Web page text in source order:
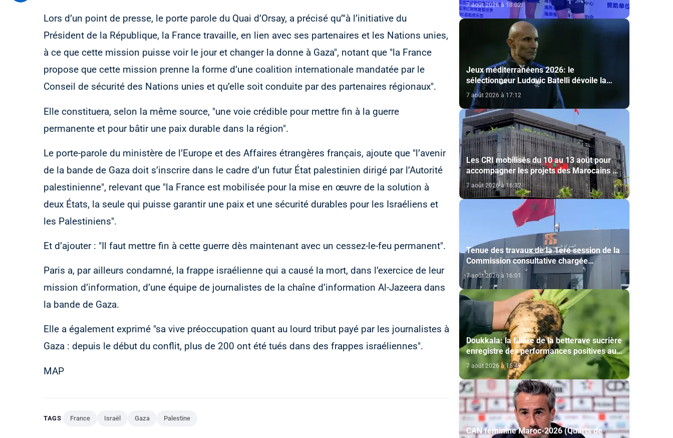
Lors d’un point de presse, le porte parole du Quai d’Orsay, a précisé qu’"à l’initiative du
Président de la République, la France travaille, en lien avec ses partenaires et les Nations unies,
à ce que cette mission puisse voir le jour et changer la donne à Gaza", notant que "la France
propose que cette mission prenne la forme d’une coalition internationale mandatée par le
Conseil de sécurité des Nations unies et qu’elle soit conduite par des partenaires régionaux".
Elle constituera, selon la même source, "une voie crédible pour mettre fin à la guerre
permanente et pour bâtir une paix durable dans la région".
Le porte-parole du ministère de l’Europe et des Affaires étrangères français, ajoute que "l’avenir
de la bande de Gaza doit s’inscrire dans le cadre d’un futur État palestinien dirigé par l’Autorité
palestinienne", relevant que "la France est mobilisée pour la mise en œuvre de la solution à
deux États, la seule qui puisse garantir une paix et une sécurité durables pour les Israéliens et
les Palestiniens".
Et d’ajouter : "Il faut mettre fin à cette guerre dès maintenant avec un cessez-le-feu permanent".
Paris a, par ailleurs condamné, la frappe israélienne qui a causé la mort, dans l’exercice de leur
mission d’information, d’une équipe de journalistes de la chaîne d’information Al-Jazeera dans
la bande de Gaza.
Elle a également exprimé "sa vive préoccupation quant au lourd tribut payé par les journalistes à
Gaza : depuis le début du conflit, plus de 200 ont été tués dans des frappes israéliennes".
MAP
TAGS France Israël Gaza Palestine
7 août 2026 à 18:02
Jeux méditerranéens 2026: le
sélectionneur Ludovic Batelli dévoile la
liste finale de l'équipe nationale U20
7 août 2026 à 17:12
Les CRI mobilisés du 10 au 13 août pour
accompagner les projets des Marocains du
Monde
7 août 2026 à 16:32
Tenue des travaux de la 1ere session de la
Commission consultative chargée
d’émettre un avis sur la délivrance de la
carte du professionnel du cinéma (CCM)
7 août 2026 à 16:01
Doukkala: la filière de la betterave sucrière
enregistre des performances positives au
titre de la campagne agricole 2025-2026
7 août 2026 à 15:49
CAN féminine Maroc-2026 (Quarts de